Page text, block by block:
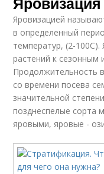
Яровизацией
в определенный
температур, (2-100С).
растений к сезонным
Продолжительность
со времени посева
значительной
позднеспелые сорта
яровыми, яровые -